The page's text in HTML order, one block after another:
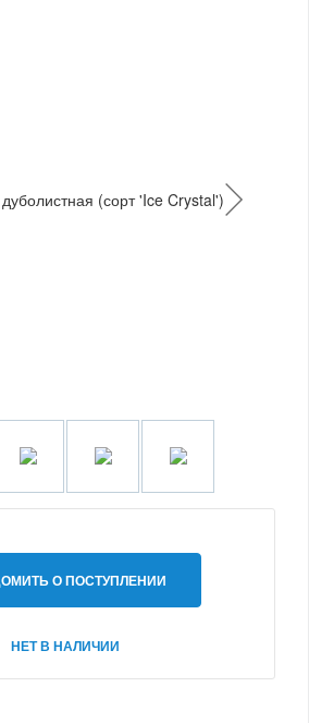
О ПОСТУПЛЕНИИ
НЕТ В НАЛИЧИИ